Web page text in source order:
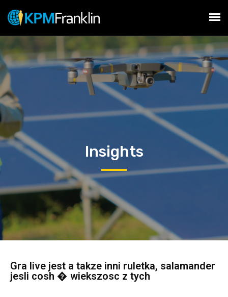
Insights
Gra live jest a takze inni ruletka, salamander
jesli cosh � wiekszosc z tych